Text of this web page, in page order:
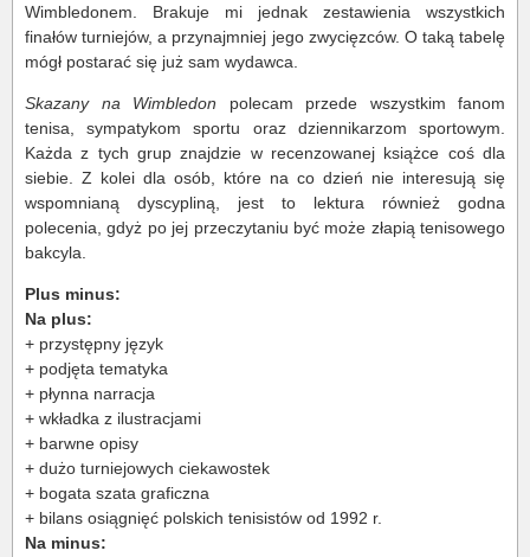
Wimbledonem. Brakuje mi jednak zestawienia wszystkich
finałów turniejów, a przynajmniej jego zwycięzców. O taką tabelę
mógł postarać się już sam wydawca.
Skazany na Wimbledon polecam przede wszystkim fanom
tenisa, sympatykom sportu oraz dziennikarzom sportowym.
Każda z tych grup znajdzie w recenzowanej książce coś dla
siebie. Z kolei dla osób, które na co dzień nie interesują się
wspomnianą dyscypliną, jest to lektura również godna
polecenia, gdyż po jej przeczytaniu być może złapią tenisowego
bakcyla.
Plus minus:
Na plus:
+ przystępny język
+ podjęta tematyka
+ płynna narracja
+ wkładka z ilustracjami
+ barwne opisy
+ dużo turniejowych ciekawostek
+ bogata szata graficzna
+ bilans osiągnięć polskich tenisistów od 1992 r.
Na minus: